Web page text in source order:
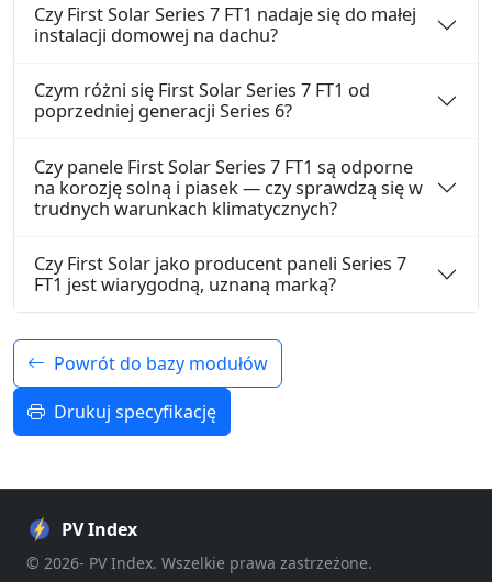
Czy First Solar Series 7 FT1 nadaje się do małej
instalacji domowej na dachu?
Czym różni się First Solar Series 7 FT1 od
poprzedniej generacji Series 6?
Czy panele First Solar Series 7 FT1 są odporne
na korozję solną i piasek — czy sprawdzą się w
trudnych warunkach klimatycznych?
Czy First Solar jako producent paneli Series 7
FT1 jest wiarygodną, uznaną marką?
Powrót do bazy modułów
Drukuj specyfikację
PV Index
© 2026- PV Index. Wszelkie prawa zastrzeżone.